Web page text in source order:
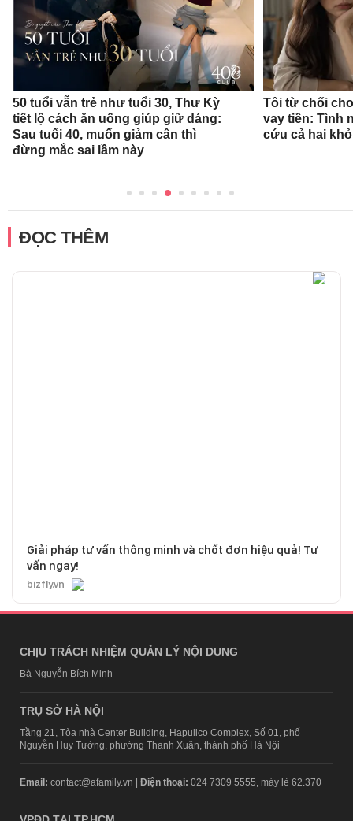
50 tuổi vẫn trẻ như tuổi 30, Thư Kỳ
tiết lộ cách ăn uống giúp giữ dáng:
Sau tuổi 40, muốn giảm cân thì
đừng mắc sai lầm này
Tôi từ chối
vay tiền: Tình
cứu cả hai
ĐỌC THÊM
Giải pháp tư vấn thông minh và chốt đơn hiệu quả! Tư
vấn ngay!
bizfly.vn
CHỊU TRÁCH NHIỆM QUẢN LÝ NỘI DUNG
Bà Nguyễn Bích Minh
TRỤ SỞ HÀ NỘI
Tầng 21, Tòa nhà Center Building, Hapulico Complex, Số 01, phố
Nguyễn Huy Tưởng, phường Thanh Xuân, thành phố Hà Nội
Email: contact@afamily.vn | Điện thoại: 024 7309 5555, máy lẻ 62.370